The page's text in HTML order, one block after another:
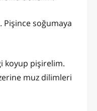
Pişince soğumaya
koyup pişirelim.
muz dilimleri